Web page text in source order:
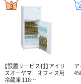
【設置サービス付】アイリ
スオーヤマ オフィス用
冷蔵庫 118…